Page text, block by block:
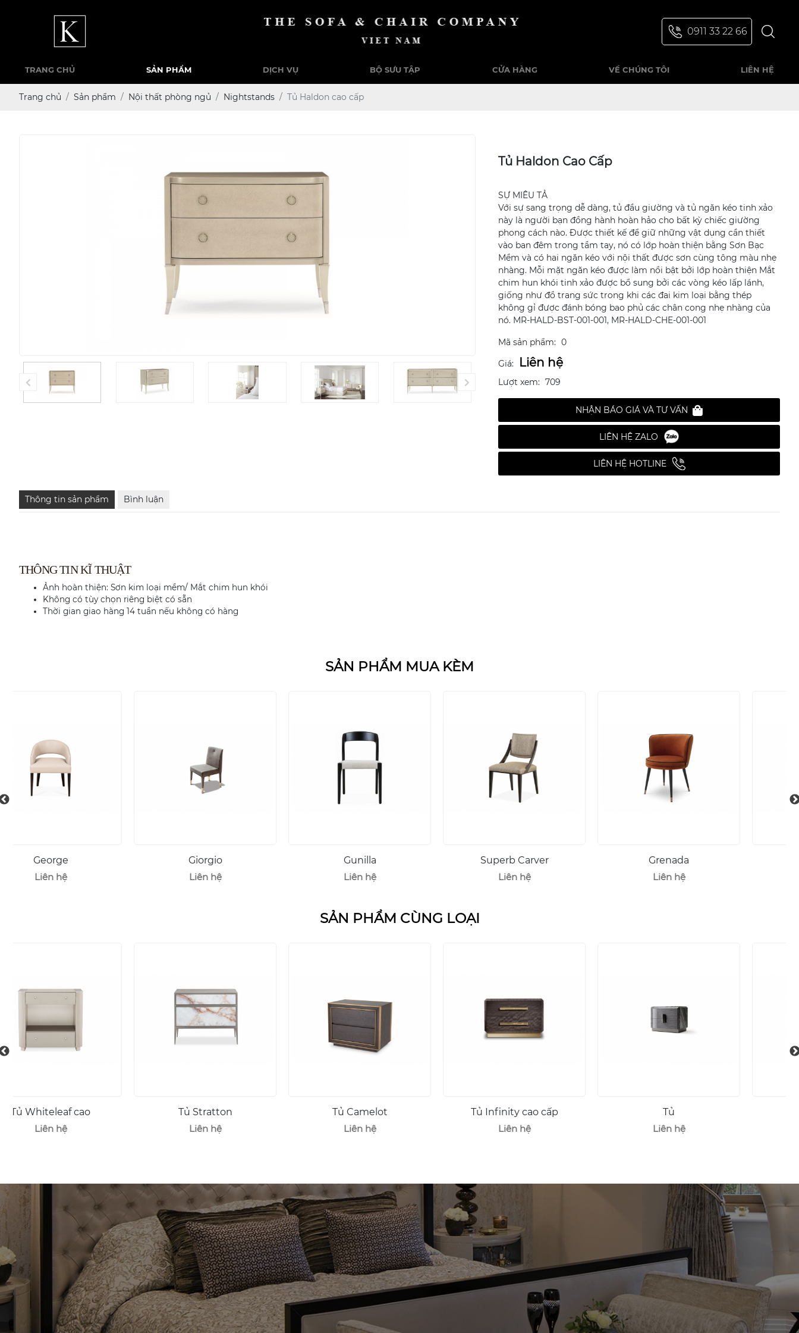
0911 33 22 66
TRANG CHỦ SẢN PHẨM DỊCH VỤ BỘ SƯU TẬP CỬA HÀNG VỀ CHÚNG TÔI LIÊN HỆ
Trang chủ Sản phẩm Nội thất phòng ngủ Nightstands Tủ Haldon cao cấp
Tủ Haldon Cao Cấp
SỰ MIÊU TẢ
Với sự sang trọng dễ dàng, tủ đầu giường và tủ ngăn kéo tinh xảo
này là người bạn đồng hành hoàn hảo cho bất kỳ chiếc giường
phong cách nào. Được thiết kế để giữ những vật dụng cần thiết
vào ban đêm trong tầm tay, nó có lớp hoàn thiện bằng Sơn Bạc
Mềm và có hai ngăn kéo với nội thất được sơn cùng tông màu nhẹ
nhàng. Mỗi mặt ngăn kéo được làm nổi bật bởi lớp hoàn thiện Mắt
chim hun khói tinh xảo được bổ sung bởi các vòng kéo lấp lánh,
giống như đồ trang sức trong khi các đai kim loại bằng thép
không gỉ được đánh bóng bao phủ các chân cong nhẹ nhàng của
nó. MR-HALD-BST-001-001, MR-HALD-CHE-001-001
Mã sản phẩm: 0
Giá:
Liên hệ
Lượt xem: 709
NHẬN BÁO GIÁ VÀ TƯ VẤN
LIÊN HỆ ZALO
LIÊN HỆ HOTLINE
Thông tin sản phẩm Bình luận
THÔNG TIN KĨ THUẬT
Ảnh hoàn thiện: Sơn kim loại mềm/ Mắt chim hun khói
Không có tùy chọn riêng biệt có sẵn
Thời gian giao hàng 14 tuần nếu không có hàng
SẢN PHẨM MUA KÈM
Superb Carver
Grenada
Ghế ăn Miami
SẢN PHẨM CÙNG LOẠI
Tủ Stratton
Tủ Camelot
Tủ Infinity cao cấp
Tủ